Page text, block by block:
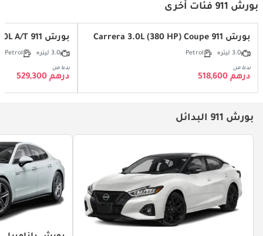
بورش 911 فئات أخرى
بورش 911 Carrera 3.0L (380 HP) Coupe
3.0 ليتر Petrol
بدءا من
درهم 518,600
بورش 911 Carrera T 3.0L A/T
3.0 ليتر Petrol
بدءا من
درهم 529,300
بورش 911 البدائل